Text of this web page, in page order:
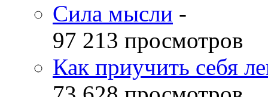
Сила мысли -
97 213 просмотров
Как приучить себя